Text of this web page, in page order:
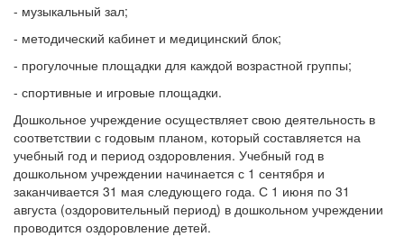
- музыкальный зал;
- методический кабинет и медицинский блок;
- прогулочные площадки для каждой возрастной группы;
- спортивные и игровые площадки.
Дошкольное учреждение осуществляет свою деятельность в
соответствии с годовым планом, который составляется на
учебный год и период оздоровления. Учебный год в
дошкольном учреждении начинается с 1 сентября и
заканчивается 31 мая следующего года. С 1 июня по 31
августа (оздоровительный период) в дошкольном учреждении
проводится оздоровление детей.